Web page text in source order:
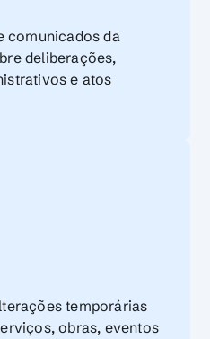
comunicados da
deliberações,
e atos
temporárias
obras, eventos